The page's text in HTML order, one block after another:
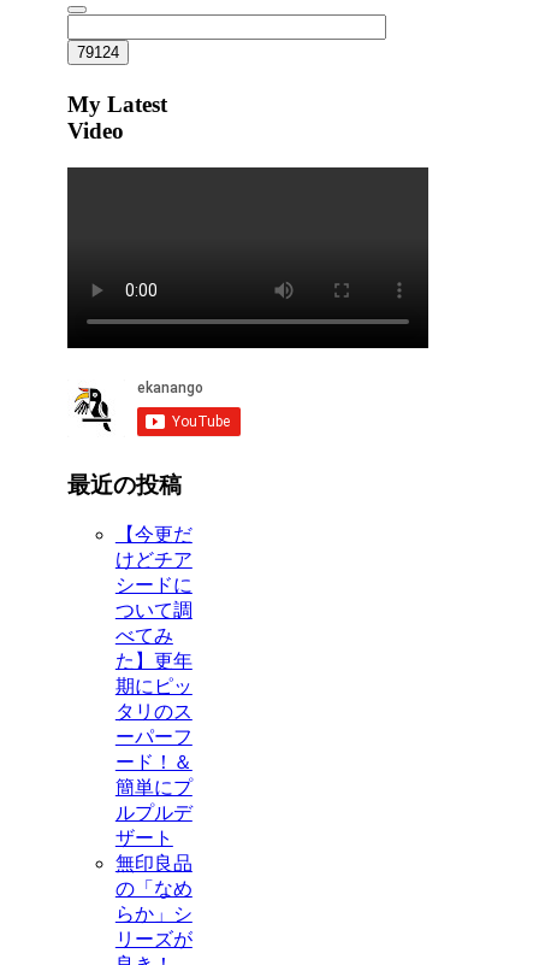
My Latest
Video
最近の投稿
【今更だ
けどチア
シードに
ついて調
べてみ
た】更年
期にピッ
タリのス
ーパーフ
ード！＆
簡単にプ
ルプルデ
ザート
無印良品
の「なめ
らか」シ
リーズが